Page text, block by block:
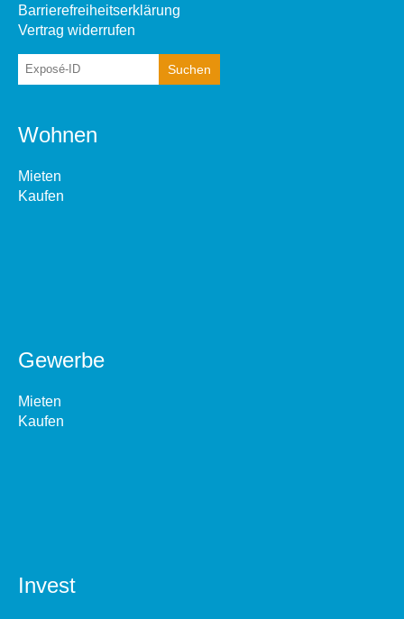
Barrierefreiheitserklärung
Vertrag widerrufen
Wohnen
Mieten
Kaufen
Gewerbe
Mieten
Kaufen
Invest